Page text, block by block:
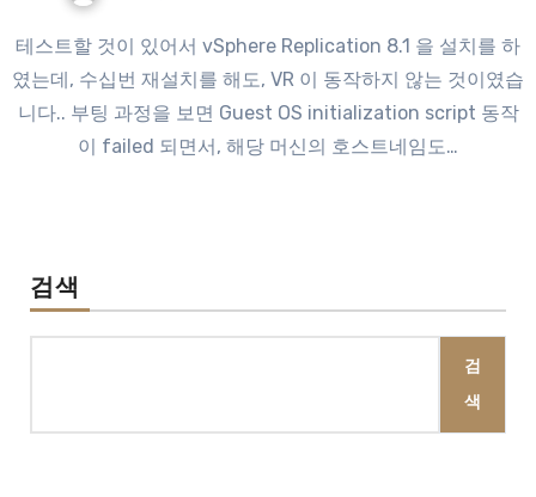
테스트할 것이 있어서 vSphere Replication 8.1 을 설치를 하
였는데, 수십번 재설치를 해도, VR 이 동작하지 않는 것이였습
니다.. 부팅 과정을 보면 Guest OS initialization script 동작
이 failed 되면서, 해당 머신의 호스트네임도…
검색
검
색